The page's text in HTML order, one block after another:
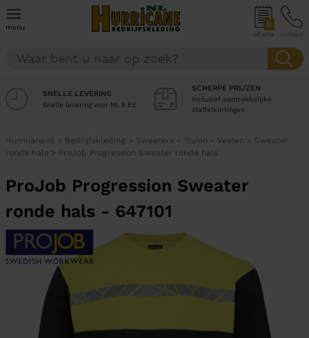
menu 0
offerte contact
SNELLE LEVERING
Snelle levering voor NL & BE
SCHERPE PRIJZEN
Inclusief aantrekkelijke
staffelkortingen
Hurricane.nl > Bedrijfskleding > Sweaters - Truien - Vesten > Sweater
ronde hals > ProJob Progression Sweater ronde hals
ProJob Progression Sweater
ronde hals - 647101